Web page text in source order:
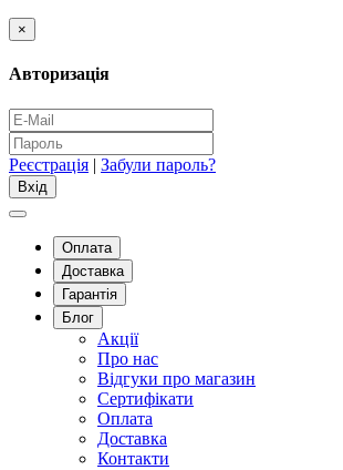
×
Авторизація
Реєстрація | Забули пароль?
Оплата
Доставка
Гарантія
Блог
Акції
Про нас
Відгуки про магазин
Сертифікати
Оплата
Доставка
Контакти